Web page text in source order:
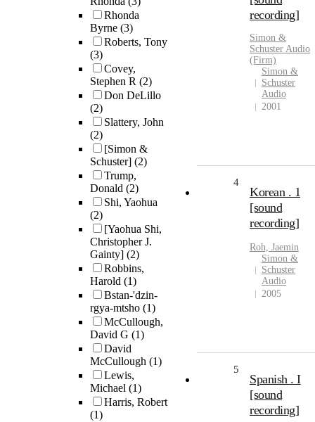
Rhonda
Byrne (3)
Roberts, Tony
(3)
Covey,
Stephen R (2)
Don DeLillo
(2)
Slattery, John
(2)
[Simon &
Schuster] (2)
Trump,
Donald (2)
Shi, Yaohua
(2)
[Yaohua Shi,
Christopher J.
Gainty] (2)
Robbins,
Harold (1)
Bstan-'dzin-
rgya-mtsho (1)
McCullough,
David G (1)
David
McCullough (1)
Lewis,
Michael (1)
Harris, Robert
(1)
recording]
Simon &
Schuster Audio
(Firm)
Simon &
Schuster
Audio
2001
4
Korean . 1
[sound
recording]
Roh, Jaemin
Simon &
Schuster
Audio
2005
5
Spanish . I
[sound
recording]